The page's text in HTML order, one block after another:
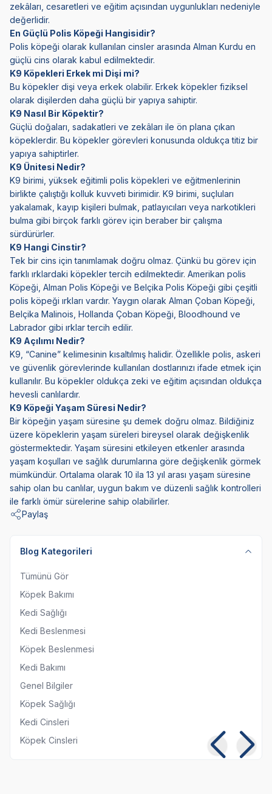
zekâları, cesaretleri ve eğitim açısından uygunlukları nedeniyle
değerlidir.
En Güçlü Polis Köpeği Hangisidir?
Polis köpeği olarak kullanılan cinsler arasında Alman Kurdu en
güçlü cins olarak kabul edilmektedir.
K9 Köpekleri Erkek mi Dişi mi?
Bu köpekler dişi veya erkek olabilir. Erkek köpekler fiziksel
olarak dişilerden daha güçlü bir yapıya sahiptir.
K9 Nasıl Bir Köpektir?
Güçlü doğaları, sadakatleri ve zekâları ile ön plana çıkan
köpeklerdir. Bu köpekler görevleri konusunda oldukça titiz bir
yapıya sahiptirler.
K9 Ünitesi Nedir?
K9 birimi, yüksek eğitimli polis köpekleri ve eğitmenlerinin
birlikte çalıştığı kolluk kuvveti birimidir. K9 birimi, suçluları
yakalamak, kayıp kişileri bulmak, patlayıcıları veya narkotikleri
bulma gibi birçok farklı görev için beraber bir çalışma
sürdürürler.
K9 Hangi Cinstir?
Tek bir cins için tanımlamak doğru olmaz. Çünkü bu görev için
farklı ırklardaki köpekler tercih edilmektedir. Amerikan polis
Köpeği, Alman Polis Köpeği ve Belçika Polis Köpeği gibi çeşitli
polis köpeği ırkları vardır. Yaygın olarak Alman Çoban Köpeği,
Belçika Malinois, Hollanda Çoban Köpeği, Bloodhound ve
Labrador gibi ırklar tercih edilir.
K9 Açılımı Nedir?
K9, “Canine” kelimesinin kısaltılmış halidir. Özellikle polis, askeri
ve güvenlik görevlerinde kullanılan dostlarınızı ifade etmek için
kullanılır. Bu köpekler oldukça zeki ve eğitim açısından oldukça
hevesli canlılardır.
K9 Köpeği Yaşam Süresi Nedir?
Bir köpeğin yaşam süresine şu demek doğru olmaz. Bildiğiniz
üzere köpeklerin yaşam süreleri bireysel olarak değişkenlik
göstermektedir. Yaşam süresini etkileyen etkenler arasında
yaşam koşulları ve sağlık durumlarına göre değişkenlik görmek
mümkündür. Ortalama olarak 10 ila 13 yıl arası yaşam süresine
sahip olan bu canlılar, uygun bakım ve düzenli sağlık kontrolleri
ile farklı ömür sürelerine sahip olabilirler.
Paylaş
Blog Kategorileri
Tümünü Gör
Köpek Bakımı
Kedi Sağlığı
Kedi Beslenmesi
Köpek Beslenmesi
Kedi Bakımı
Genel Bilgiler
Köpek Sağlığı
Kedi Cinsleri
Köpek Cinsleri